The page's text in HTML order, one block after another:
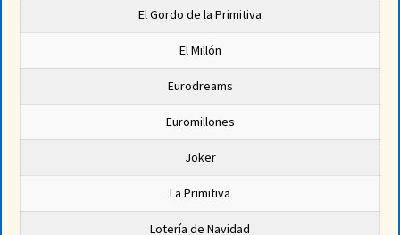
El Gordo de la Primitiva
El Millón
Eurodreams
Euromillones
Joker
La Primitiva
Lotería de Navidad